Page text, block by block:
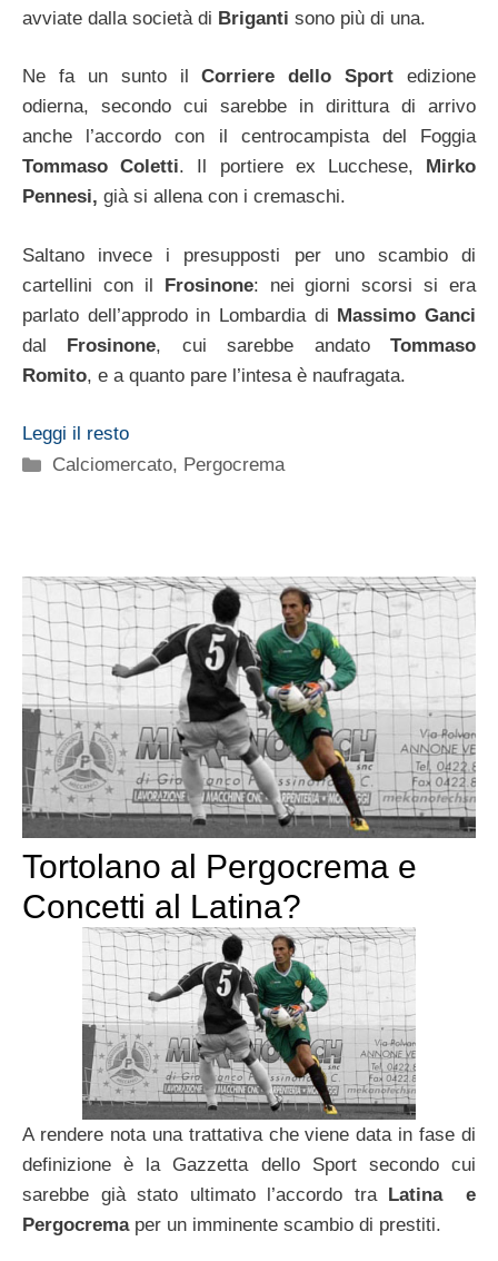
avviate dalla società di Briganti sono più di una.
Ne fa un sunto ilCorriere dello Sport edizione
odierna, secondo cui sarebbe in dirittura di arrivo
anche l’accordo con il centrocampista del Foggia
Tommaso Coletti. Il portiere ex Lucchese,
Mirko
Pennesi, già si allena con i cremaschi.
Saltano invece i presupposti per uno scambio di
cartellini con il Frosinone: nei giorni scorsi si era
parlato dell’approdo in Lombardia di Massimo Ganci
dal Frosinone, cui sarebbe andatoTommaso
Romito, e a quanto pare l’intesa è naufragata.
Leggi il resto
Categorie
Calciomercato, Pergocrema
Tortolano al Pergocrema e
Concetti al Latina?
A rendere nota una trattativa che viene data in fase di
definizione è la Gazzetta dello Sport secondo cui
sarebbe già stato ultimato l’accordo tra Latina e
Pergocremaper un imminente scambio di prestiti.